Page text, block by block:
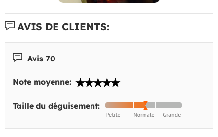
AVIS DE CLIENTS:
Avis 70
Note moyenne:
Taille du déguisement: